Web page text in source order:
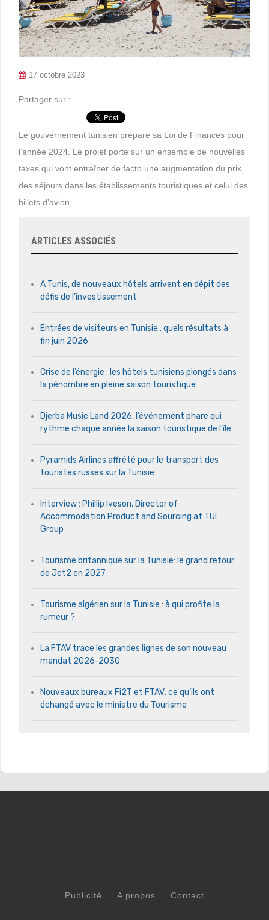
17 octobre 2023
Partager sur :
Le gouvernement tunisien prépare sa Loi de Finances pour
l’année 2024. Le projet porte sur un ensemble de nouvelles
taxes qui vont entraîner de facto une augmentation du prix
des séjours dans les établissements touristiques et celui des
billets d’avion.
ARTICLES ASSOCIÉS
A Tunis, de nouveaux hôtels arrivent en dépit des
défis de l’investissement
Entrées de visiteurs en Tunisie : quels résultats à
fin juin 2026
Crise de l’énergie : les hôtels tunisiens plongés dans
la pénombre en pleine saison touristique
Djerba Music Land 2026: l’événement phare qui
rythme chaque année la saison touristique de l’île
Pyramids Airlines affrété pour le transport des
touristes russes sur la Tunisie
Interview : Phillip Iveson, Director of
Accommodation Product and Sourcing at TUI
Group
Tourisme britannique sur la Tunisie: le grand retour
de Jet2 en 2027
Tourisme algérien sur la Tunisie : à qui profite la
rumeur ?
La FTAV trace les grandes lignes de son nouveau
mandat 2026-2030
Nouveaux bureaux Fi2T et FTAV: ce qu’ils ont
échangé avec le ministre du Tourisme
Publicité A propos Contact